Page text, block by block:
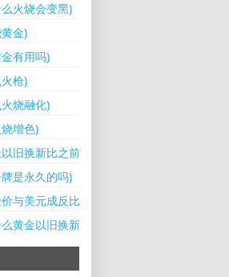
火烧会变黑)
金)
有用吗)
枪)
烧融化)
增色)
旧换新比之前的可克数少了怎么回事)
是永久的吗)
与美元成反比)
黄金以旧换新克变少了)